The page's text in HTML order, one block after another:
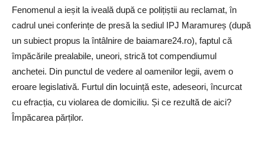
Fenomenul a ieșit la iveală după ce polițiștii au reclamat, în
cadrul unei conferințe de presă la sediul IPJ Maramureș (după
un subiect propus la întâlnire de baiamare24.ro), faptul că
împăcările prealabile, uneori, strică tot compendiumul
anchetei. Din punctul de vedere al oamenilor legii, avem o
eroare legislativă. Furtul din locuință este, adeseori, încurcat
cu efracția, cu violarea de domiciliu. Și ce rezultă de aici?
Împăcarea părților.